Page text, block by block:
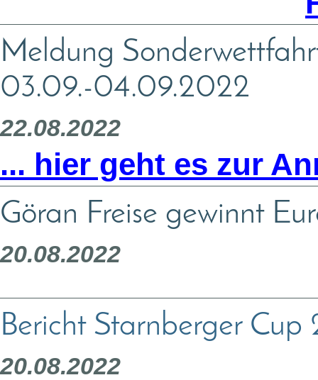
Meldung
03.09.-04.09.2022
22.08.2022
... hier geht es zur
Göran Freise gewinnt
20.08.2022
Bericht Starnberger
20.08.2022